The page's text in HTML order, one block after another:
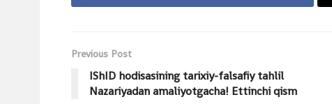
Previous Post
IShID hodisasining tarixiy-falsafiy tahlil
Nazariyadan amaliyotgacha! Ettinchi qism